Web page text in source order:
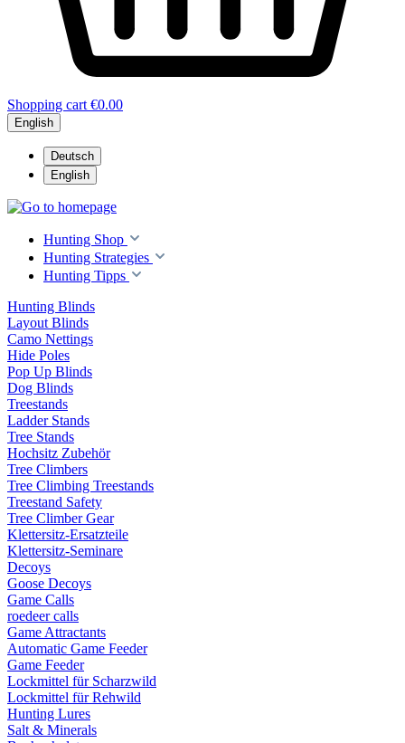
Shopping cart €0.00
English
Deutsch
English
Hunting Shop
Hunting Strategies
Hunting Tipps
Hunting Blinds
Layout Blinds
Camo Nettings
Hide Poles
Pop Up Blinds
Dog Blinds
Treestands
Ladder Stands
Tree Stands
Hochsitz Zubehör
Tree Climbers
Tree Climbing Treestands
Treestand Safety
Tree Climber Gear
Klettersitz-Ersatzteile
Klettersitz-Seminare
Decoys
Goose Decoys
Game Calls
roedeer calls
Game Attractants
Automatic Game Feeder
Game Feeder
Lockmittel für Scharzwild
Lockmittel für Rehwild
Hunting Lures
Salt & Minerals